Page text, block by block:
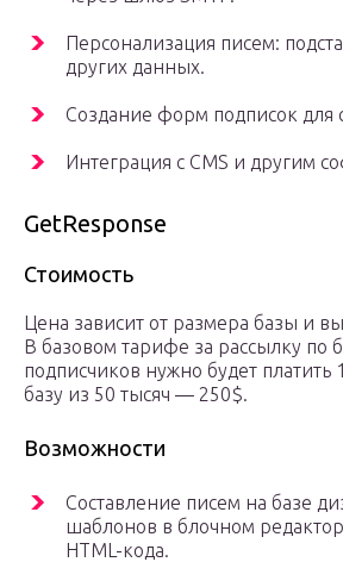
Персонализация писем:
других данных.
Создание форм подписок для
Интеграция с CMS и другим
GetResponse
Стоимость
Цена зависит от размера базы и
В базовом тарифе за рассылку по
подписчиков нужно будет платить
базу из 50 тысяч — 250$.
Возможности
Составление писем на базе
шаблонов в блочном
HTML-кода.